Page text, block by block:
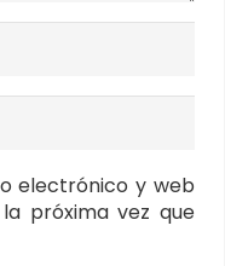
electrónico y web
próxima vez que